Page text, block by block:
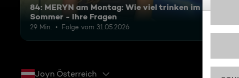
84: MERYN am Montag: Wie viel trinken im
Sommer - Ihre Fragen
29 Min. Folge vom 31.05.2026
Joyn Österreich